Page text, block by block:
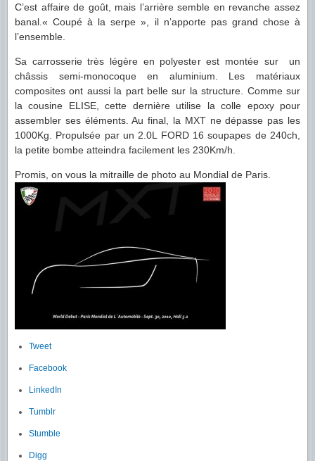
C’est affaire de goût, mais l’arrière semble en revanche assez
banal.« Coupé à la serpe », il n’apporte pas grand chose à
l’ensemble.
Sa carrosserie très légère en polyester est montée sur un
châssis semi-monocoque en aluminium. Les matériaux
composites ont aussi la part belle sur la structure. Comme sur
la cousine ELISE, cette dernière utilise la colle epoxy pour
assembler ses éléments. Au final, la MXT ne dépasse pas les
1000Kg. Propulsée par un 2.0L FORD 16 soupapes de 240ch,
la petite bombe atteindra facilement les 230Km/h.
Promis, on vous la mitraille de photo au Mondial de Paris.
Tweet
Facebook
LinkedIn
Tumblr
Stumble
Digg